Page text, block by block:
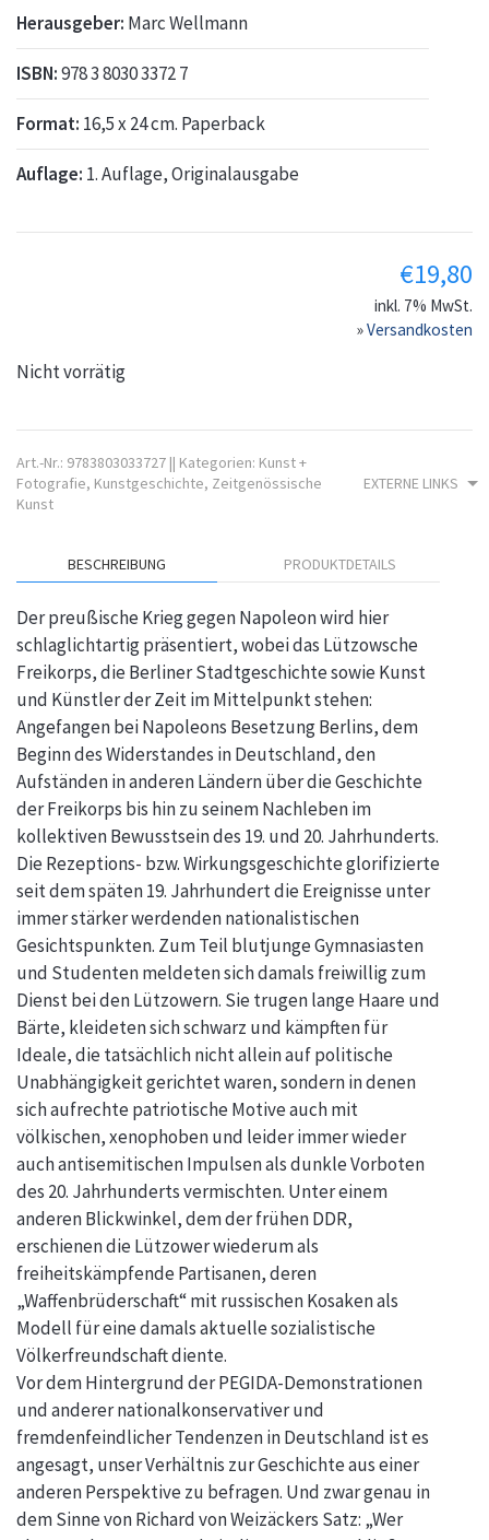
Herausgeber: Marc Wellmann
ISBN:978 3 8030 3372 7
Format: 16,5 x 24 cm. Paperback
Auflage: 1. Auflage, Originalausgabe
€19,80
inkl. 7% MwSt.
»Versandkosten
Nicht vorrätig
Art.-Nr.: 9783803033727 || Kategorien: Kunst +
Fotografie, Kunstgeschichte, Zeitgenössische
Kunst
EXTERNE LINKS
BESCHREIBUNG PRODUKTDETAILS
Der preußische Krieg gegen Napoleon wird hier
schlaglichtartig präsentiert, wobei das Lützowsche
Freikorps, die Berliner Stadtgeschichte sowie Kunst
und Künstler der Zeit im Mittelpunkt stehen:
Angefangen bei Napoleons Besetzung Berlins, dem
Beginn des Widerstandes in Deutschland, den
Aufständen in anderen Ländern über die Geschichte
der Freikorps bis hin zu seinem Nachleben im
kollektiven Bewusstsein des 19. und 20. Jahrhunderts.
Die Rezeptions- bzw. Wirkungsgeschichte glorifizierte
seit dem späten 19. Jahrhundert die Ereignisse unter
immer stärker werdenden nationalistischen
Gesichtspunkten. Zum Teil blutjunge Gymnasiasten
und Studenten meldeten sich damals freiwillig zum
Dienst bei den Lützowern. Sie trugen lange Haare und
Bärte, kleideten sich schwarz und kämpften für
Ideale, die tatsächlich nicht allein auf politische
Unabhängigkeit gerichtet waren, sondern in denen
sich aufrechte patriotische Motive auch mit
völkischen, xenophoben und leider immer wieder
auch antisemitischen Impulsen als dunkle Vorboten
des 20. Jahrhunderts vermischten. Unter einem
anderen Blickwinkel, dem der frühen DDR,
erschienen die Lützower wiederum als
freiheitskämpfende Partisanen, deren
„Waffenbrüderschaft“ mit russischen Kosaken als
Modell für eine damals aktuelle sozialistische
Völkerfreundschaft diente.
Vor dem Hintergrund der PEGIDA-Demonstrationen
und anderer nationalkonservativer und
fremdenfeindlicher Tendenzen in Deutschland ist es
angesagt, unser Verhältnis zur Geschichte aus einer
anderen Perspektive zu befragen. Und zwar genau in
dem Sinne von Richard von Weizäckers Satz: „Wer